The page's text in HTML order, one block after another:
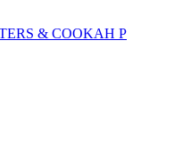
& COOKAH P